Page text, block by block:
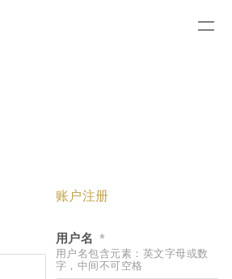
账户注册
用户名 *
用户名包含元素：英文字母或数
字，中间不可空格